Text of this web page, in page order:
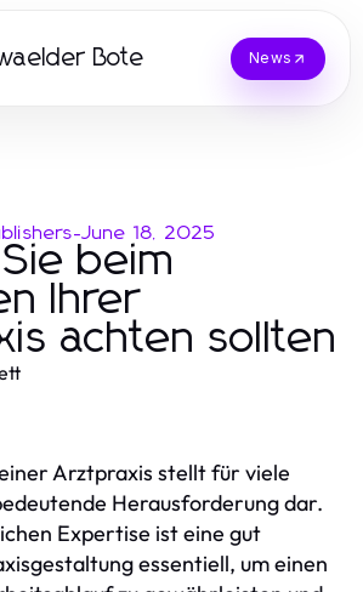
Bote News
-June 18, 2025
beim
Ihrer
achten sollten
Arztpraxis stellt für viele
Herausforderung dar.
Expertise ist eine gut
essentiell, um einen